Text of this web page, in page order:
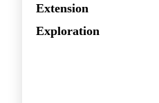
Extension
Exploration